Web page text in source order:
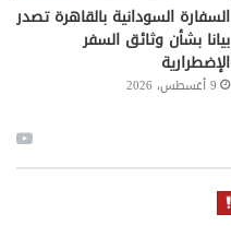
السفارة السودانية بالقاهرة تصدر
بيانا بشأن وثائق السفر
الإضطرارية
9 أغسطس، 2026